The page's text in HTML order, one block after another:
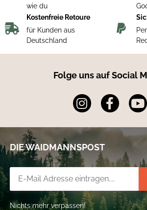
wie du
Kostenfreie Retoure
für Kunden aus
Deutschland
Folge uns auf Social
DIE WAIDMANNSPOST
Nichts mehr verpassen!